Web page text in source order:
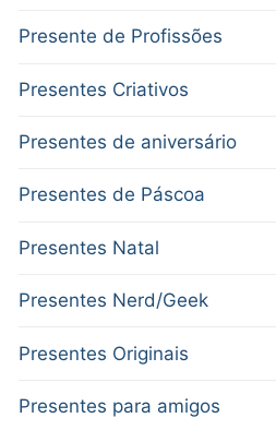
Presente de Profissões
Presentes Criativos
Presentes de aniversário
Presentes de Páscoa
Presentes Natal
Presentes Nerd/Geek
Presentes Originais
Presentes para amigos